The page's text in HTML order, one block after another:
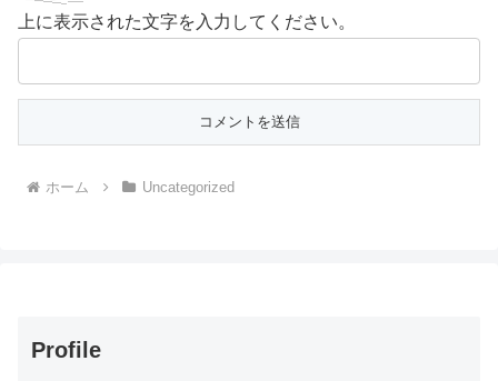
上に表示された文字を入力してください。
ホーム Uncategorized
Profile